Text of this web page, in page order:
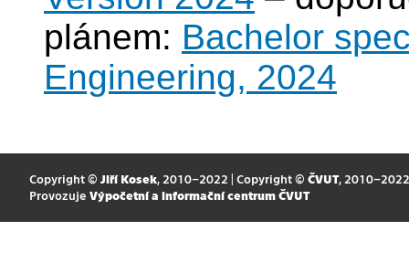
plánem: Bachelor
Engineering, 2024
Copyright © Jiří Kosek, 2010–2022 | Copyright © ČVUT, 2010–2022
Provozuje Výpočetní a informační centrum ČVUT